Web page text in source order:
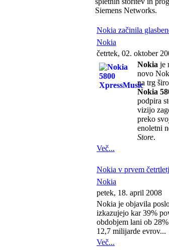
Siemens Networks.
Nokia začinila
Nokia
četrtek, 02. oktober
Nokia je
novo
na trg
Nokia
podpira
vizijo
preko
enoletni
Store.
Več...
Nokia v prvem
Nokia
petek, 18. april 2008
Nokia je objavila
izkazujejo kar 39%
obdobjem lani ob
12,7 milijarde evrov...
Več...